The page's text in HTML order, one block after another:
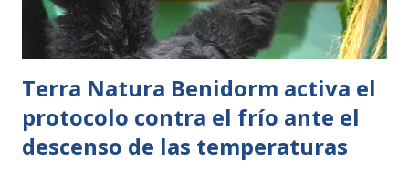
estas fiestas en las que conocer las especies que habitan La
Jungla amazónica como los m...
Terra Natura Benidorm activa el
protocolo contra el frío ante el
descenso de las temperaturas